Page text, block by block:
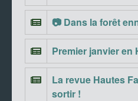
📷 Dans la forêt
Premier janvier en
La revue Hautes
sortir !